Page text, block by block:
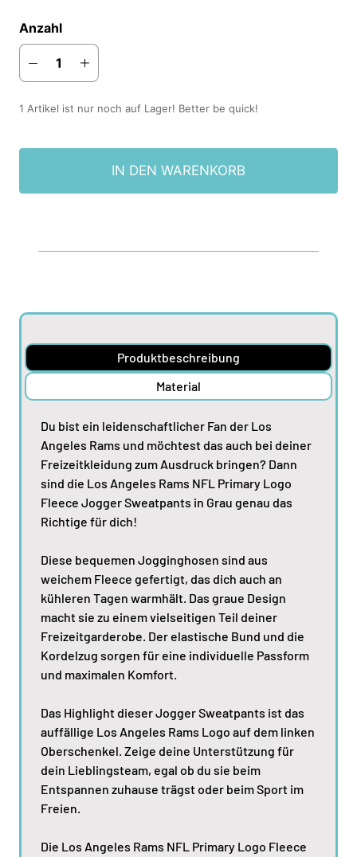
Anzahl
1 Artikel ist nur noch auf Lager! Better be quick!
IN DEN WARENKORB
Produktbeschreibung
Material
Du bist ein leidenschaftlicher Fan der Los
Angeles Rams und möchtest das auch bei deiner
Freizeitkleidung zum Ausdruck bringen? Dann
sind die Los Angeles Rams NFL Primary Logo
Fleece Jogger Sweatpants in Grau genau das
Richtige für dich!
Diese bequemen Jogginghosen sind aus
weichem Fleece gefertigt, das dich auch an
kühleren Tagen warmhält. Das graue Design
macht sie zu einem vielseitigen Teil deiner
Freizeitgarderobe. Der elastische Bund und die
Kordelzug sorgen für eine individuelle Passform
und maximalen Komfort.
Das Highlight dieser Jogger Sweatpants ist das
auffällige Los Angeles Rams Logo auf dem linken
Oberschenkel. Zeige deine Unterstützung für
dein Lieblingsteam, egal ob du sie beim
Entspannen zuhause trägst oder beim Sport im
Freien.
Die Los Angeles Rams NFL Primary Logo Fleece